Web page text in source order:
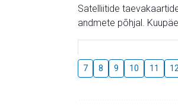
Satelliitide
andmete põhjal.
7 8 9 10 11 12